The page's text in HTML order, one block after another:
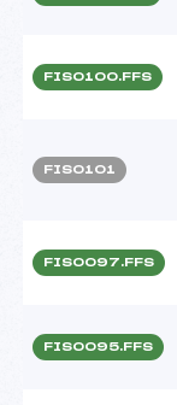
FIS0100.FFS
FIS0101
FIS0097.FFS
FIS0095.FFS